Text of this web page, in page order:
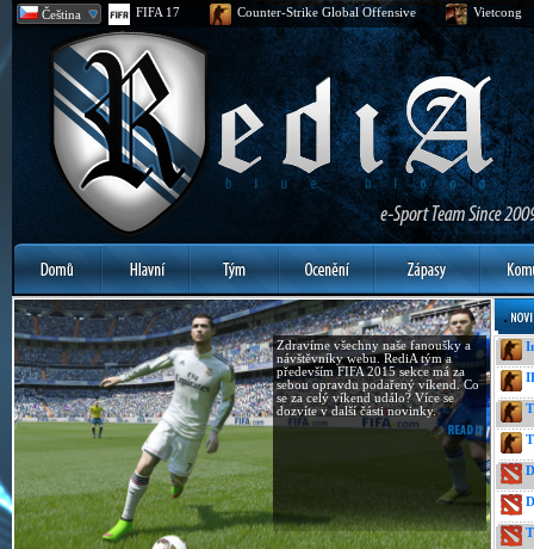
Čeština FIFA 17 Counter-Strike Global Offensive Vietcong
Zdravíme všechny naše fanoušky a
návštěvníky webu. RediA tým a
především FIFA 2015 sekce má za
sebou opravdu podařený víkend. Co
se za celý víkend událo? Více se
dozvíte v další části novinky.